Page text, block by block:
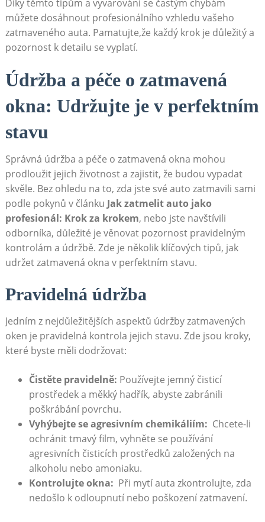
Díky těmto tipům a vyvarování se ⁢častým chybám
můžete dosáhnout‍ profesionálního vzhledu vašeho
zatmaveného auta. Pamatujte,že každý krok je důležitý a
pozornost k detailu se vyplatí.
Údržba a péče o zatmavená
okna: Udržujte⁢ je ‍v perfektním⁤
stavu
Správná údržba a péče o⁣ zatmavená okna mohou
prodloužit ‌jejich‌ životnost⁢ a zajistit, že budou vypadat
skvěle. Bez ohledu ​na to, zda jste své ⁢auto⁢ zatmavili ⁤sami
podle pokynů v článku Jak zatmelit auto jako‌
profesionál: Krok‌ za⁢ krokem, nebo ‌jste ​navštívili ​
odborníka, důležité‍ je věnovat pozornost pravidelným
kontrolám a údržbě. ‍Zde je několik klíčových tipů, jak
udržet zatmavená okna v perfektním ‌stavu.
Pravidelná ⁢údržba
Jedním ​z nejdůležitějších ​aspektů údržby zatmavených
⁤oken je‍ pravidelná ⁤kontrola jejich ⁢stavu. ⁢Zde ⁢jsou kroky,​
které byste měli‍ dodržovat:
Čistěte pravidelně: Používejte jemný čisticí‍
prostředek a měkký ‌hadřík, abyste zabránili⁤
poškrábání povrchu.
Vyhýbejte‍ se agresivním⁤ chemikáliím: ‌ Chcete-li
ochránit tmavý film, vyhněte ⁣se‌ používání
agresivních čisticích ⁢prostředků založených na
⁣alkoholu nebo amoniaku.
Kontrolujte‌ okna: ⁤ Při mytí auta zkontrolujte, zda
nedošlo k⁣ odloupnutí nebo‌ poškození ⁢zatmavení.